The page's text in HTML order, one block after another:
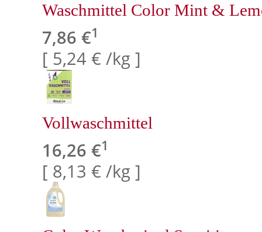
Waschmittel Color Mint &
7,86 €1
[ 5,24 € /kg ]
Vollwaschmittel
16,26 €1
[ 8,13 € /kg ]